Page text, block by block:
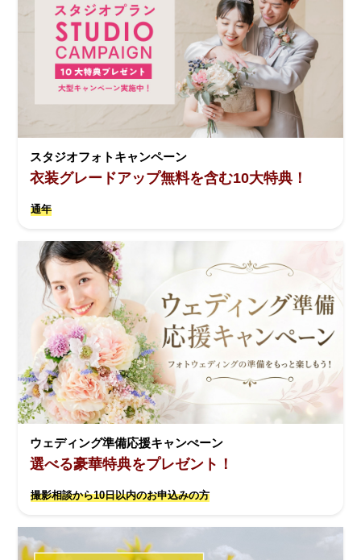
スタジオフォトキャンペーン
衣装グレードアップ無料を含む10大特典！
通年
ウェディング準備応援キャンぺーン
選べる豪華特典をプレゼント！
撮影相談から10日以内のお申込みの方